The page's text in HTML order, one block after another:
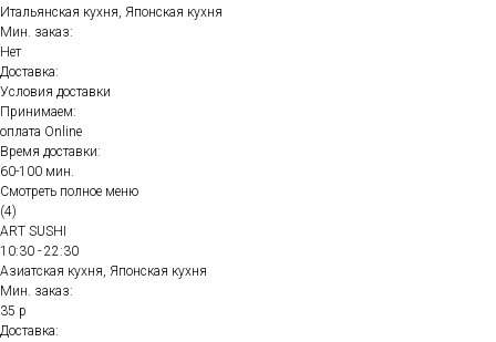
Итальянская кухня, Японская кухня
Мин. заказ:
Нет
Доставка:
Условия доставки
Принимаем:
оплата Online
Время доставки:
60-100 мин.
Смотреть полное меню
(4)
ART SUSHI
10:30 - 22:30
Азиатская кухня, Японская кухня
Мин. заказ:
35 р
Доставка: